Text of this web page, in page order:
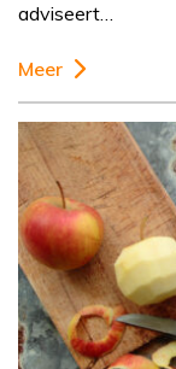
adviseert…
Meer